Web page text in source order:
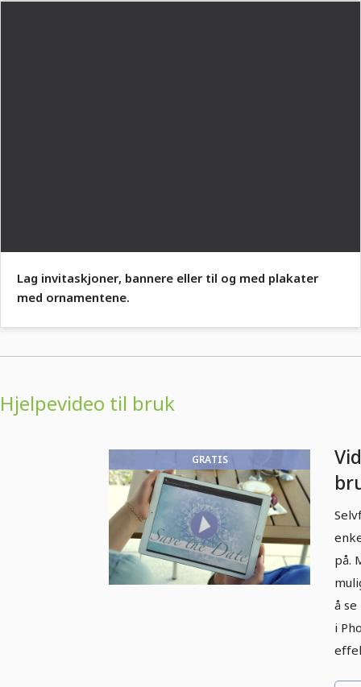
Lag invitaskjoner, bannere eller til og med plakater
med ornamentene.
Hjelpevideo til bruk
GRATIS
i
på.
å
i